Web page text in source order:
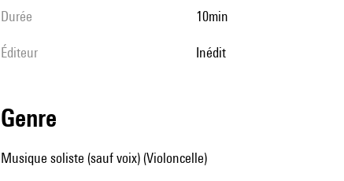
durée 10min
éditeur Inédit
genre
Musique soliste (sauf voix) (Violoncelle)